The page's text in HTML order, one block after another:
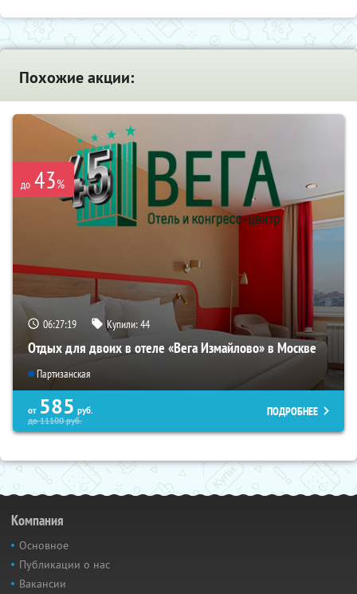
Похожие акции:
до 43%
06:27:18 Купили:44
Отдых для двоих в отеле «Вега Измайлово» в Москве
Партизанская
от 585 руб.
до11100руб.
ПОДРОБНЕЕ
Компания
Основное
Публикации о нас
Вакансии